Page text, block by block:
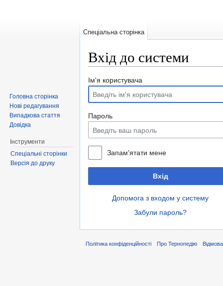
Вхід до системи
Ім'я користувача
Пароль
Запам'ятати мене
Вхід
Допомога з входом у систему
Забули пароль?
Спеціальна сторінка
Головна сторінка
Нові редагування
Випадкова стаття
Довідка
Інструменти
Спеціальні сторінки
Версія до друку
Політика конфіденційності Про Тернопедію Відмова